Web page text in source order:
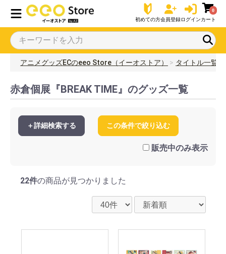
初めての方会員登録ログイン
0
カート
アニメグッズECのeeo Store（イーオストア） タイトル一覧
赤倉個展『BREAK TIME』のグッズ一覧
＋詳細検索する この条件で絞り込む
販売中のみ表示
22件の商品が見つかりました